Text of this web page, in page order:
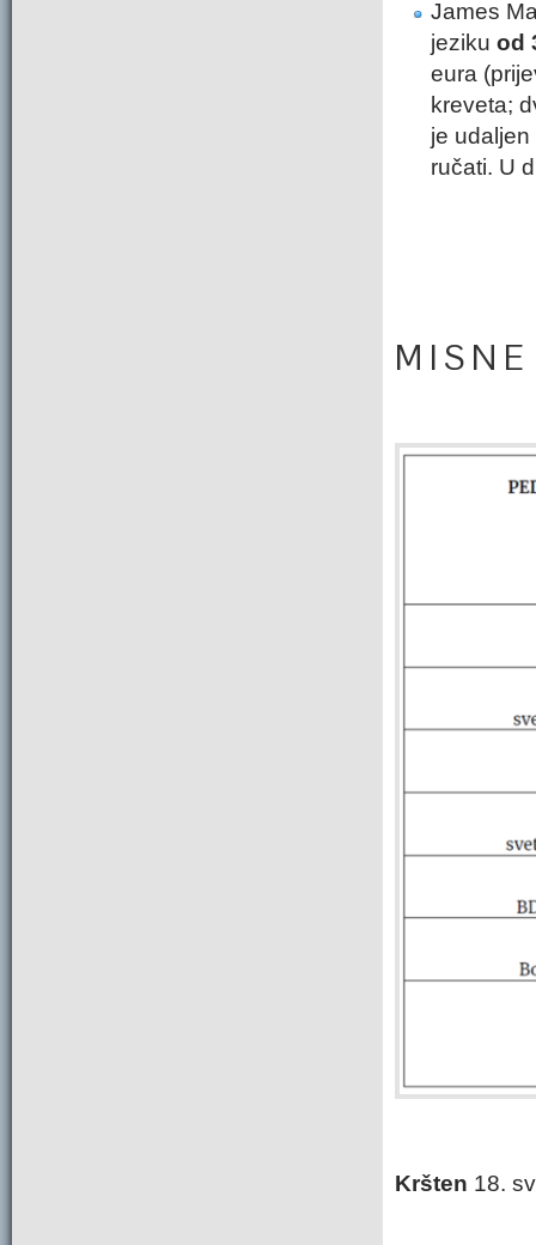
James
jeziku od
eura
kreveta;
je
ručati. U
M I S N
Kršten 18.